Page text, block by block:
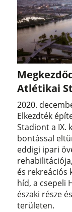
Atlétikai
2020.
Elkezdték
Stadiont a IX.
bontással
eddigi ipari
és rekreációs
híd, a csepeli
északi része
területen.